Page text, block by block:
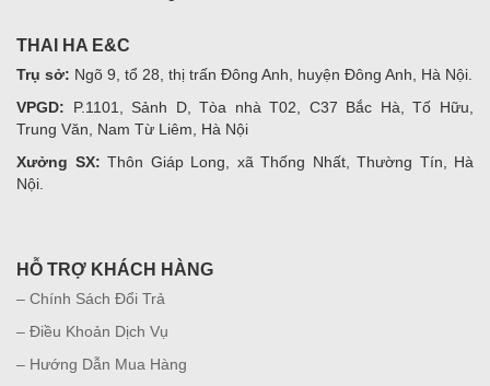
THAI HA E&C
Trụ sở: Ngõ 9, tổ 28, thị trấn Đông Anh, huyện Đông Anh, Hà Nội.
VPGD: P.1101, Sảnh D, Tòa nhà T02, C37 Bắc Hà, Tố Hữu,
Trung Văn, Nam Từ Liêm, Hà Nội
Xưởng SX: Thôn Giáp Long, xã Thống Nhất, Thường Tín, Hà
Nội.
HỖ TRỢ KHÁCH HÀNG
– Chính Sách Đổi Trả
– Điều Khoản Dịch Vụ
– Hướng Dẫn Mua Hàng